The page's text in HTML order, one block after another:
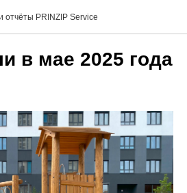
отчёты PRINZIP Service
в мае 2025 года